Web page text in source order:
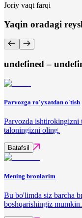
Joriy vaqt farqi
Yaqin oradagi
undefined –
Parvozga ro'yxatdan o'tish
Parvozda ishtirokingizni
taloningizni oling.
Batafsil
Mening bronlarim
Bu bo'limda siz barcha
boshqarishingiz mumkin.